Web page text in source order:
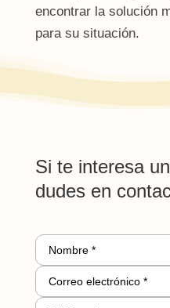
encontrar la solución
para su situación.
Si te interesa
dudes en